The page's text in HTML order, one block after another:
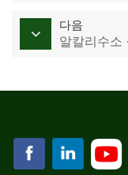
다음
알칼리수소